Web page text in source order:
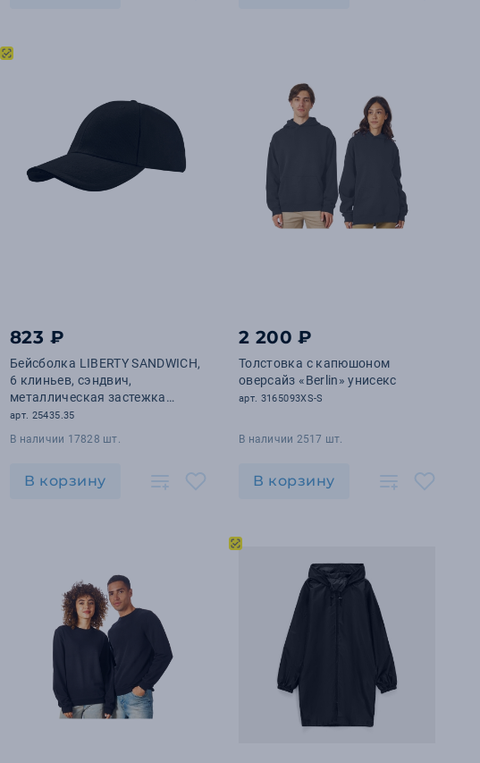
823 ₽
Бейсболка LIBERTY SANDWICH,
6 клиньев, сэндвич,
металлическая застежка
(черный)
арт. 25435.35
В наличии 17828 шт.
В корзину
2 200 ₽
Толстовка с капюшоном
оверсайз «Berlin» унисекс
арт. 3165093XS-S
В наличии 2517 шт.
В корзину